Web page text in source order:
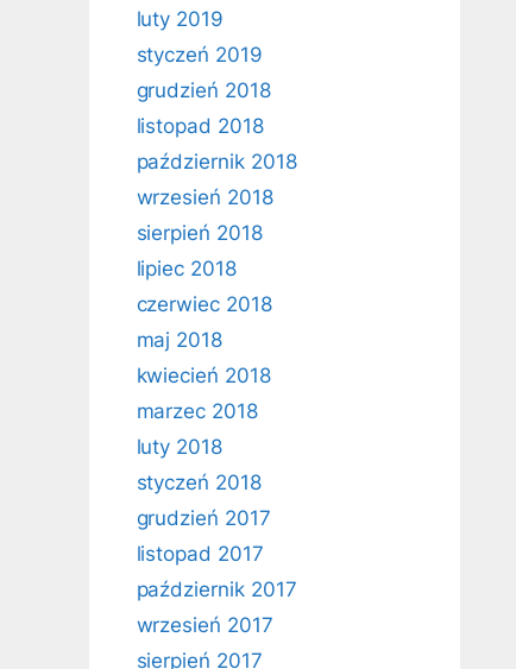
luty 2019
styczeń 2019
grudzień 2018
listopad 2018
październik 2018
wrzesień 2018
sierpień 2018
lipiec 2018
czerwiec 2018
maj 2018
kwiecień 2018
marzec 2018
luty 2018
styczeń 2018
grudzień 2017
listopad 2017
październik 2017
wrzesień 2017
sierpień 2017